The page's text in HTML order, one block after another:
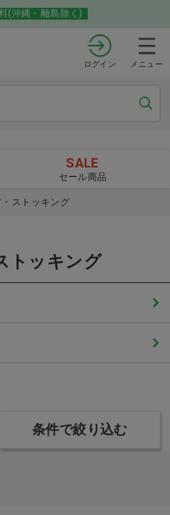
(沖縄・離島除く)
ログイン メニュー
SALE
セール商品
ストッキング
トッキング
条件で絞り込む